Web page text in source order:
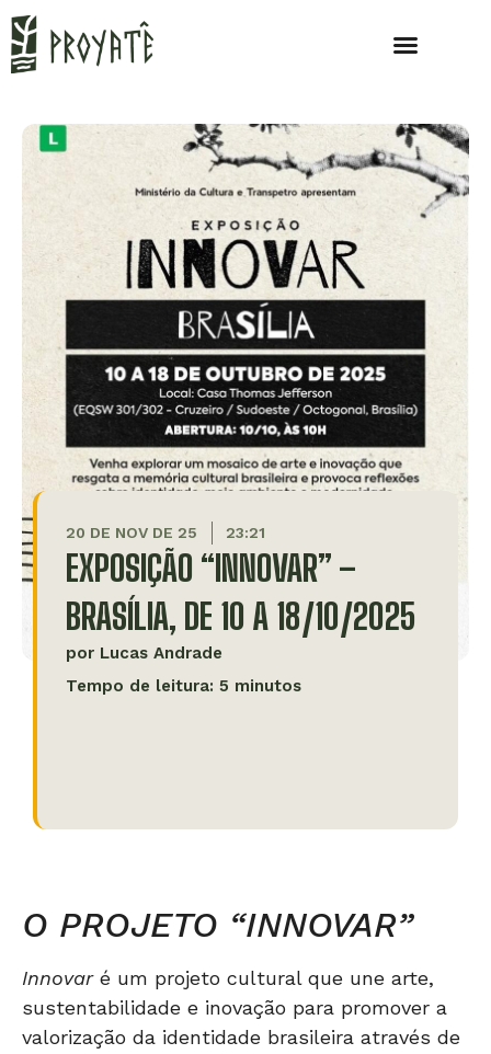
20 DE NOV DE 25 23:21
EXPOSIÇÃO “INNOVAR” –
BRASÍLIA, DE 10 A 18/10/2025
por Lucas Andrade
Tempo de leitura: 5 minutos
O PROJETO “INNOVAR”
Innovaré um projeto cultural que une arte,
sustentabilidade e inovação para promover a
valorização da identidade brasileira através de